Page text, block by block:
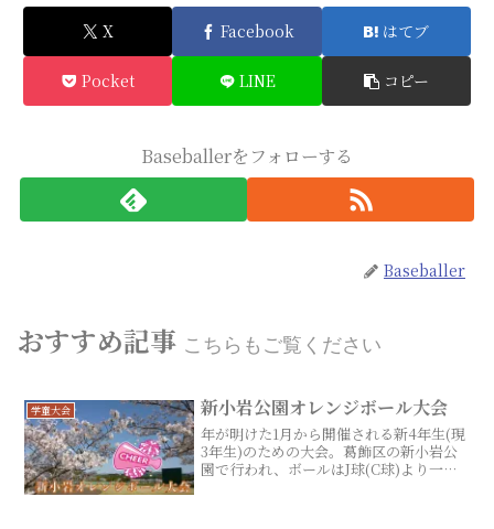
X Facebook はてブ
Pocket LINE コピー
Baseballerをフォローする
Baseballer
おすすめ記事 こちらもご覧ください
学童大会 新小岩公園オレンジボール大会
年が明けた1月から開催される新4年生(現
3年生)のための大会。葛飾区の新小岩公
園で行われ、ボールはJ球(C球)より一回